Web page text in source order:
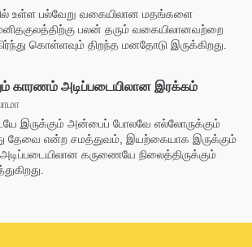
உள்ள பல்வேறு வகையிலான மதங்களை
பலன் தரும் வகையிலானவற்றை
கொள்ளவும் திறந்த மனதோடு இருக்கிறது.
காரணம் அடிப்படையிலான இரக்கம்
இருக்கும் அன்பைப் போலவே எல்லோருக்கும்
தேவை என்ற சமத்துவம், இயற்கையாக இருக்கும்
கருணையே நிலைத்திருக்கும்